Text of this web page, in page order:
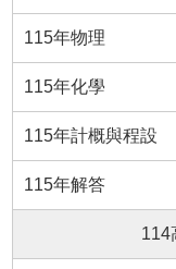
115年物理
115年化學
115年計概與程設
115年解答
114